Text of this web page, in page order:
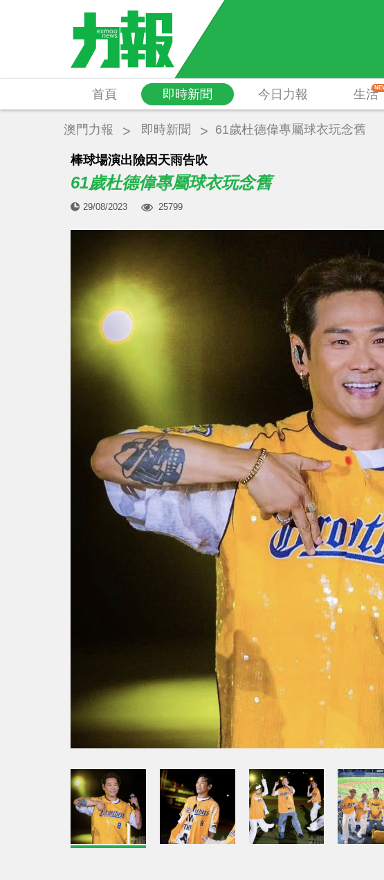
首頁 即時新聞 今日力報 生活
澳門力報 即時新聞 61歲杜德偉專屬球衣玩念舊
棒球場演出險因天雨告吹
61歲杜德偉專屬球衣玩念舊
29/08/2023 25799